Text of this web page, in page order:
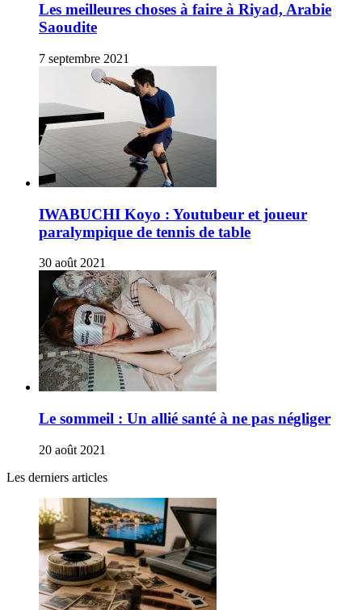
Les meilleures choses à faire à Riyad, Arabie
Saoudite
7 septembre 2021
IWABUCHI Koyo : Youtubeur et joueur
paralympique de tennis de table
30 août 2021
Le sommeil : Un allié santé à ne pas négliger
20 août 2021
Les derniers articles